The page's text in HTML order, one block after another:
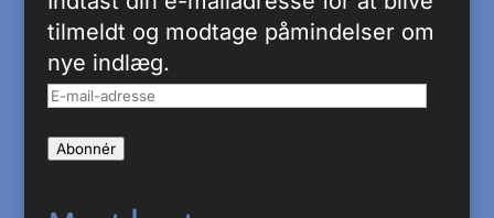
tilmeldt og modtage påmindelser om
nye indlæg.
E-
adresse
Abonnér